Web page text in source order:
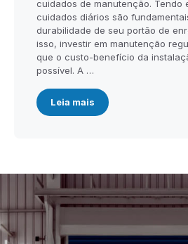
cuidados de manutenção. Tendo
cuidados diários são
durabilidade de seu portão de
isso, investir em manutenção
que o custo-benefício da
possível. A …
Leia mais